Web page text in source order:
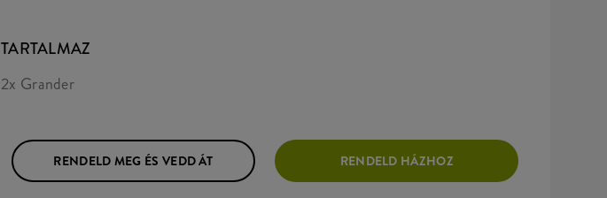
TARTALMAZ
2x Grander
RENDELD MEG ÉS VEDD ÁT RENDELD HÁZHOZ